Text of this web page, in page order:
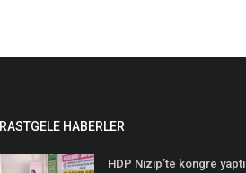
RASTGELE HABERLER
HDP Nizip’te kongre yaptı